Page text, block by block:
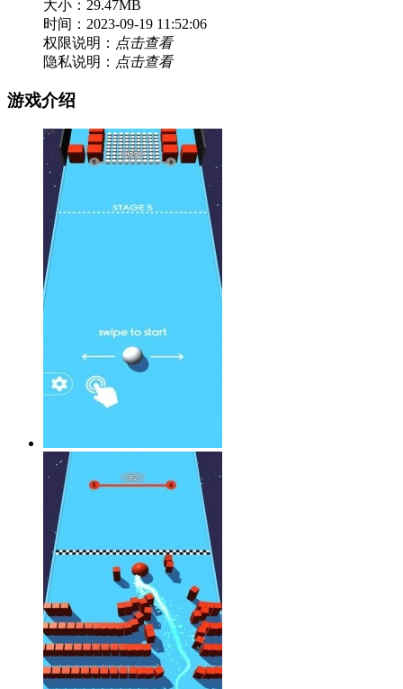
大小：29.47MB
时间：2023-09-19 11:52:06
权限说明： 点击查看
隐私说明： 点击查看
游戏介绍